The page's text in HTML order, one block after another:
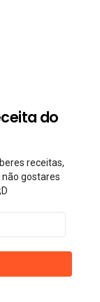
do
receitas,
não gostares